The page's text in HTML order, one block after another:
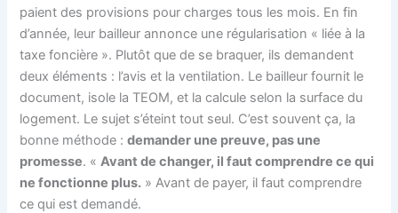
paient des provisions pour charges tous les mois. En fin
d’année, leur bailleur annonce une régularisation « liée à la
taxe foncière ». Plutôt que de se braquer, ils demandent
deux éléments : l’avis et la ventilation. Le bailleur fournit le
document, isole la TEOM, et la calcule selon la surface du
logement. Le sujet s’éteint tout seul. C’est souvent ça, la
bonne méthode :demander une preuve, pas une
promesse. «Avant de changer, il faut comprendre ce qui
ne fonctionne plus. » Avant de payer, il faut comprendre
ce qui est demandé.